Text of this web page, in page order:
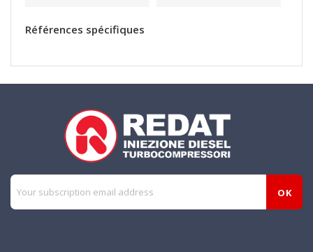
Références spécifiques